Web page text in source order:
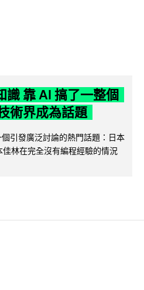
識 靠 AI 搞了一整個
術界成為話題
引發廣泛討論的熱門話題：日本
林在完全沒有編程經驗的情況